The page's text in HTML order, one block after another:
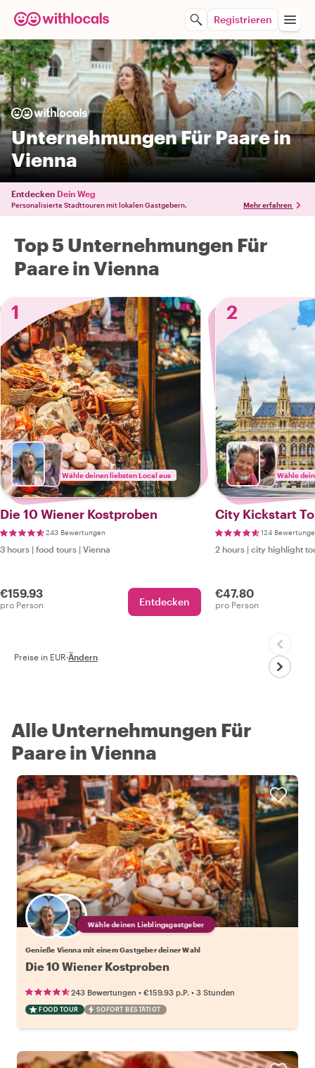
Registrieren
Unternehmungen Für Paare in
Vienna
Entdecken Dein Weg
Personalisierte Stadttouren mit lokalen Gastgebern. Mehr erfahren
Top 5 Unternehmungen Für
Paare in Vienna
1
Wähle deinen liebsten Local aus
Die 10 Wiener Kostproben
243 Bewertungen
3 hours | food tours | Vienna
€159.93
pro Person Entdecken
2
Wähle
City Kickstart
124
2 hours | city highlight
€47.80
pro Person
Preise in EUR·Ändern
Alle Unternehmungen Für
Paare in Vienna
Wähle deinen Lieblingsgastgeber
Genieße Vienna mit einem Gastgeber deiner Wahl
Die 10 Wiener Kostproben
243 Bewertungen • €159.93 p.P. • 3 Stunden
FOOD TOUR SOFORT BESTÄTIGT